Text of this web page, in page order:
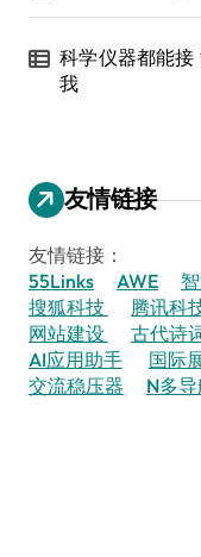
科学仪器都能接
我
友情链接
友情链接：
55Links
AWE
搜狐科技
腾讯科
网站建设
古代诗
AI应用助手
国际
交流稳压器
N多